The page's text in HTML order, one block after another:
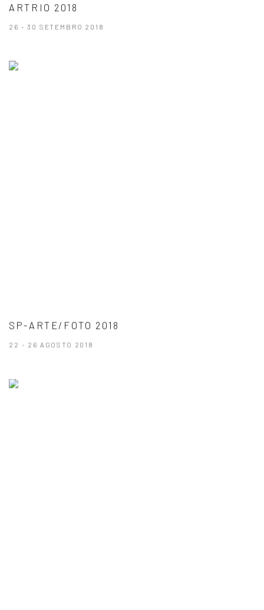
ARTRIO 2018
26 - 30 SETEMBRO 2018
SP-ARTE/FOTO 2018
22 - 26 AGOSTO 2018